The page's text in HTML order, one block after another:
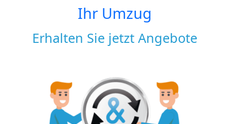
Ihr Umzug
Erhalten Sie jetzt Angebote